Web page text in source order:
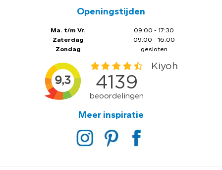
Openingstijden
Ma. t/m Vr.
Zaterdag
Zondag
09:00 - 17:30
09:00 - 16:00
gesloten
Meer inspiratie